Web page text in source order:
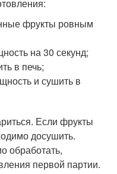
фрукты ровным
на 30 секунд;
в печь;
и сушить в
Если фрукты
досушить.
обработать,
первой партии.